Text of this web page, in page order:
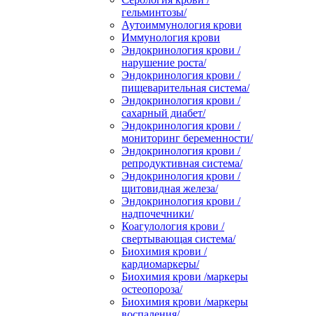
гельминтозы/
Аутоиммунология крови
Иммунология крови
Эндокринология крови /
нарушение роста/
Эндокринология крови /
пищеварительная система/
Эндокринология крови /
сахарный диабет/
Эндокринология крови /
мониторинг беременности/
Эндокринология крови /
репродуктивная система/
Эндокринология крови /
щитовидная железа/
Эндокринология крови /
надпочечники/
Коагулология крови /
свертывающая система/
Биохимия крови /
кардиомаркеры/
Биохимия крови /маркеры
остеопороза/
Биохимия крови /маркеры